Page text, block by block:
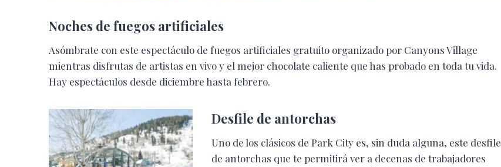
Noches de fuegos artificiales
Asómbrate con este espectáculo de fuegos artificiales gratuito organizado por Canyons Village
mientras disfrutas de artistas en vivo y el mejor chocolate caliente que has probado en toda tu vida.
Hay espectáculos desde diciembre hasta febrero.
Desfile de antorchas
Uno de los clásicos de Park City es, sin duda alguna, este desfile
de antorchas que te permitirá ver a decenas de trabajadores